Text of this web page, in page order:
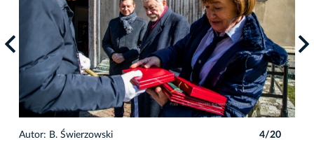
Autor: B. Świerzowski 4/20